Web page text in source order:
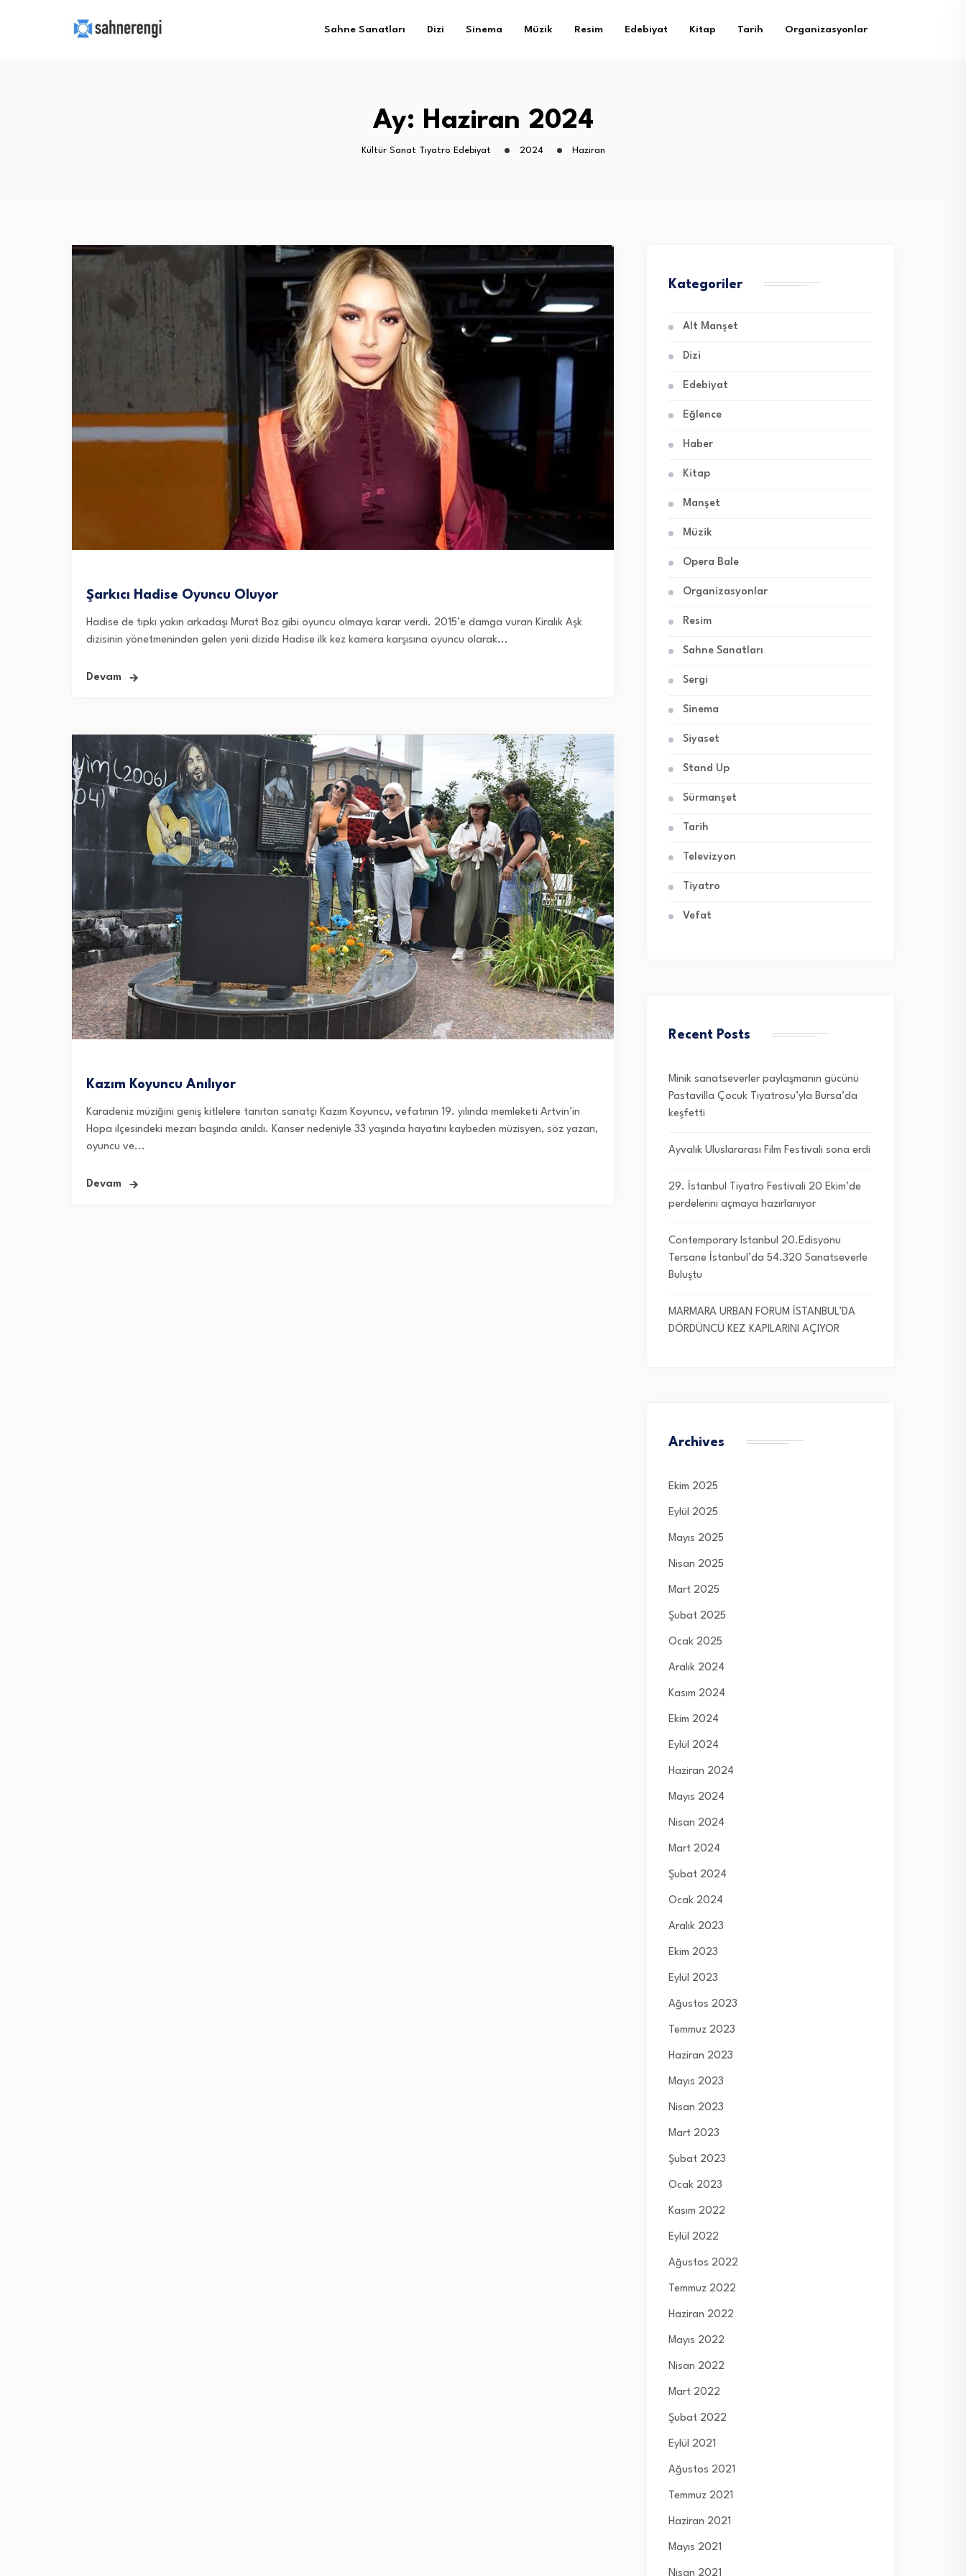
Sahne Sanatları Dizi Sinema Müzik Resim Edebiyat Kitap Tarih Organizasyonlar
Ay: Haziran 2024
Kültür Sanat Tiyatro Edebiyat 2024 Haziran
Şarkıcı Hadise Oyuncu Oluyor
Hadise de tıpkı yakın arkadaşı Murat Boz gibi oyuncu olmaya karar verdi. 2015’e damga vuran Kiralık Aşk
dizisinin yönetmeninden gelen yeni dizide Hadise ilk kez kamera karşısına oyuncu olarak...
Devam
Kazım Koyuncu Anılıyor
Karadeniz müziğini geniş kitlelere tanıtan sanatçı Kazım Koyuncu, vefatının 19. yılında memleketi Artvin’in
Hopa ilçesindeki mezarı başında anıldı. Kanser nedeniyle 33 yaşında hayatını kaybeden müzisyen, söz yazarı,
oyuncu ve...
Devam
Kategoriler
Alt Manşet
Dizi
Edebiyat
Eğlence
Haber
Kitap
Manşet
Müzik
Opera Bale
Organizasyonlar
Resim
Sahne Sanatları
Sergi
Sinema
Siyaset
Stand Up
Sürmanşet
Tarih
Televizyon
Tiyatro
Vefat
Recent Posts
Minik sanatseverler paylaşmanın gücünü
Pastavilla Çocuk Tiyatrosu’yla Bursa’da
keşfetti
Ayvalık Uluslararası Film Festivali sona erdi
29. İstanbul Tiyatro Festivali 20 Ekim’de
perdelerini açmaya hazırlanıyor
Contemporary Istanbul 20.Edisyonu
Tersane İstanbul’da 54.320 Sanatseverle
Buluştu
MARMARA URBAN FORUM İSTANBUL’DA
DÖRDÜNCÜ KEZ KAPILARINI AÇIYOR
Archives
Ekim 2025
Eylül 2025
Mayıs 2025
Nisan 2025
Mart 2025
Şubat 2025
Ocak 2025
Aralık 2024
Kasım 2024
Ekim 2024
Eylül 2024
Haziran 2024
Mayıs 2024
Nisan 2024
Mart 2024
Şubat 2024
Ocak 2024
Aralık 2023
Ekim 2023
Eylül 2023
Ağustos 2023
Temmuz 2023
Haziran 2023
Mayıs 2023
Nisan 2023
Mart 2023
Şubat 2023
Ocak 2023
Kasım 2022
Eylül 2022
Ağustos 2022
Temmuz 2022
Haziran 2022
Mayıs 2022
Nisan 2022
Mart 2022
Şubat 2022
Eylül 2021
Ağustos 2021
Temmuz 2021
Haziran 2021
Mayıs 2021
Nisan 2021